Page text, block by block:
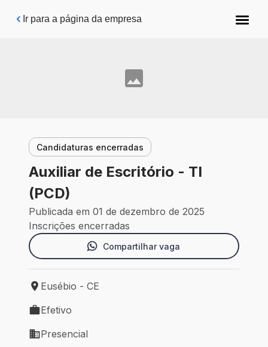
Pular para o conteúdo principal
Ir para a página da empresa
Candidaturas encerradas
Auxiliar de Escritório - TI
(PCD)
Publicada em 01 de dezembro de 2025
Inscrições encerradas
Compartilhar vaga
Local de trabalho: Eusébio - CE
Eusébio - CE
Tipo de vaga: Efetivo
Efetivo
Modelo de trabalho: Presencial
Presencial